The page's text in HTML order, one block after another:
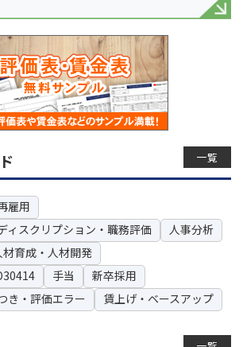
一覧
雇用
ィスクリプション・職務評価
人事分析
材育成・人材開発
手当
新卒採用
き・評価エラー
賃上げ・ベースアップ